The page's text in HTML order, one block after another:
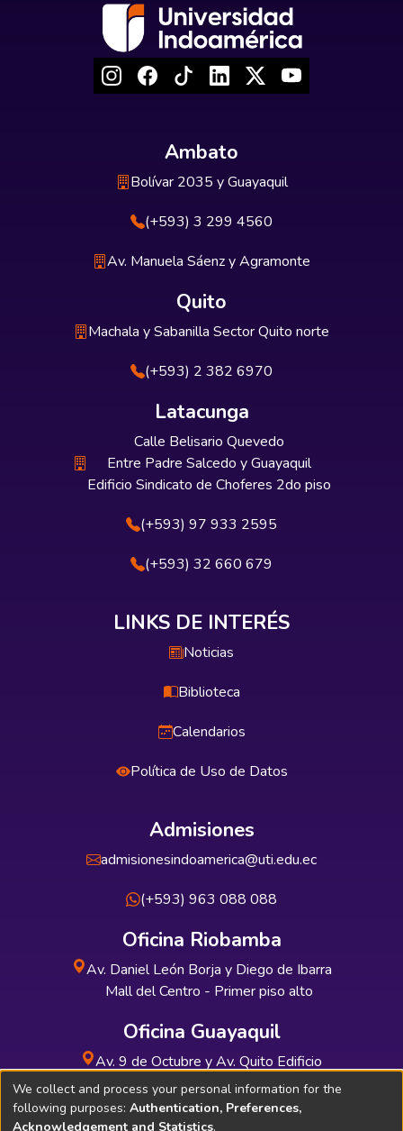
Ambato
Bolívar 2035 y Guayaquil
(+593) 3 299 4560
Av. Manuela Sáenz y Agramonte
Quito
Machala y Sabanilla Sector Quito norte
(+593) 2 382 6970
Latacunga
Calle Belisario Quevedo
Entre Padre Salcedo y Guayaquil
Edificio Sindicato de Choferes 2do piso
(+593) 97 933 2595
(+593) 32 660 679
LINKS DE INTERÉS
Noticias
Biblioteca
Calendarios
Política de Uso de Datos
Admisiones
admisionesindoamerica@uti.edu.ec
(+593) 963 088 088
Oficina Riobamba
Av. Daniel León Borja y Diego de Ibarra
Mall del Centro - Primer piso alto
Oficina Guayaquil
Av. 9 de Octubre y Av. Quito Edificio
INDUAUTO - Planta baja
We collect and process your personal information for the
following purposes: Authentication, Preferences,
Acknowledgement and Statistics.